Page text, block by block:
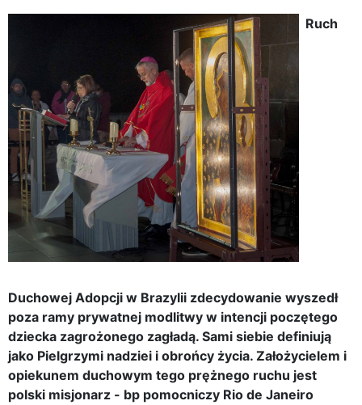
Ruch
Duchowej Adopcji w Brazylii zdecydowanie wyszedł
poza ramy prywatnej modlitwy w intencji poczętego
dziecka zagrożonego zagładą. Sami siebie definiują
jako Pielgrzymi nadziei i obrońcy życia. Założycielem i
opiekunem duchowym tego prężnego ruchu jest
polski misjonarz - bp pomocniczy Rio de Janeiro